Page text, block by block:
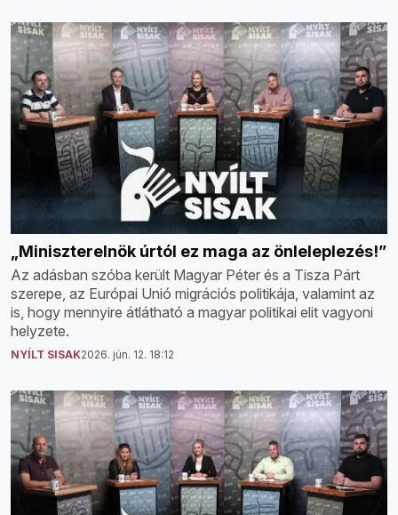
„Miniszterelnök úrtól ez maga az önleleplezés!”
Az adásban szóba került Magyar Péter és a Tisza Párt
szerepe, az Európai Unió migrációs politikája, valamint az
is, hogy mennyire átlátható a magyar politikai elit vagyoni
helyzete.
NYÍLT SISAK2026. jún. 12. 18:12